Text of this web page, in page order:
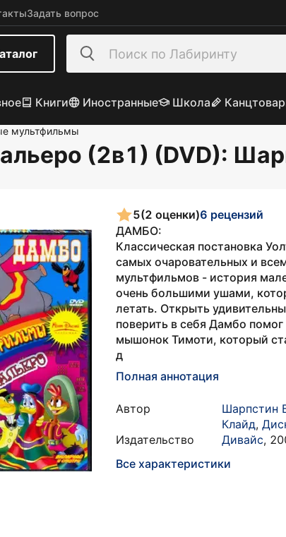
Задать вопрос
Книги Иностранные Школа
мультфильмы
(2в1) (DVD):
5(2 оценки)6 рецензий
ДАМБО:
Классическая постановка
самых очаровательных и
мультфильмов - история
очень большими ушами,
летать. Открыть
поверить в себя Дамбо
мышонок Тимоти, который
д
Полная аннотация
Автор Шарпстин
Клайд,
Издательство
Дивайс,
Все характеристики